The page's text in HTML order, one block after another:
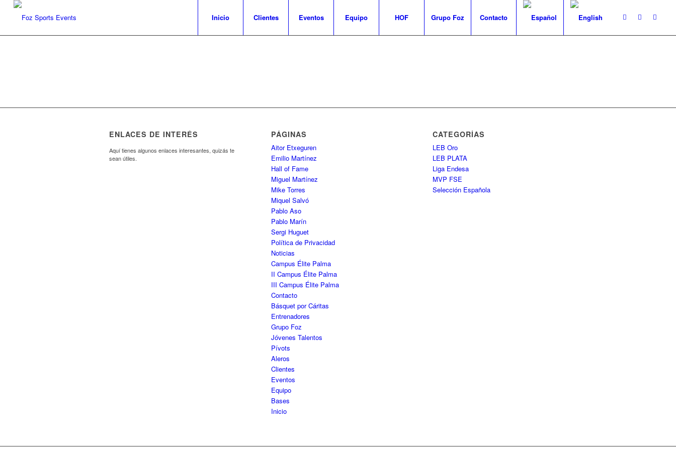
Inicio Clientes Eventos Equipo HOF Grupo Foz Contacto
ENLACES DE INTERÉS
Aquí tienes algunos enlaces interesantes, quizás te
sean útiles.
PÁGINAS
Aitor Etxeguren
Emilio Martínez
Hall of Fame
Miguel Martínez
Mike Torres
Miquel Salvó
Pablo Aso
Pablo Marín
Sergi Huguet
Política de Privacidad
Noticias
Campus Élite Palma
II Campus Élite Palma
III Campus Élite Palma
Contacto
Básquet por Cáritas
Entrenadores
Grupo Foz
Jóvenes Talentos
Pívots
Aleros
Clientes
Eventos
Equipo
Bases
Inicio
CATEGORÍAS
LEB Oro
LEB PLATA
Liga Endesa
MVP FSE
Selección Española